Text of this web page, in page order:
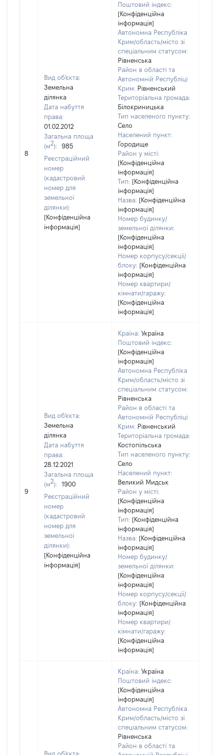
8
Вид об'єкта:
Земельна
ділянка
Дата набуття
права:
01.02.2012
Загальна площа
(м2):
985
Реєстраційний
номер
(кадастровий
номер для
земельної
ділянки):
[Конфіденційна
інформація]
Поштовий індекс:
[Конфіденційна
інформація]
Автономна Республіка
Крим/область/місто зі
спеціальним статусом:
Рівненська
Район в області та
Автономній Республіці
Крим: Рівненський
Територіальна громада:
Білокриницька
Тип населеного пункту:
Село
Населений пункт:
Городище
Район у місті:
[Конфіденційна
інформація]
Тип: [Конфіденційна
інформація]
Назва: [Конфіденційна
інформація]
Номер будинку/
земельної ділянки:
[Конфіденційна
інформація]
Номер корпусу/секції/
блоку: [Конфіденційна
інформація]
Номер квартири/
кімнати/гаражу:
[Конфіденційна
інформація]
9
Вид об'єкта:
Земельна
ділянка
Дата набуття
права:
28.12.2021
Загальна площа
(м2):
1900
Реєстраційний
номер
(кадастровий
номер для
земельної
ділянки):
[Конфіденційна
інформація]
Країна: Україна
Поштовий індекс:
[Конфіденційна
інформація]
Автономна Республіка
Крим/область/місто зі
спеціальним статусом:
Рівненська
Район в області та
Автономній Республіці
Крим: Рівненський
Територіальна громада:
Костопільська
Тип населеного пункту:
Село
Населений пункт:
Великий Мидськ
Район у місті:
[Конфіденційна
інформація]
Тип: [Конфіденційна
інформація]
Назва: [Конфіденційна
інформація]
Номер будинку/
земельної ділянки:
[Конфіденційна
інформація]
Номер корпусу/секції/
блоку: [Конфіденційна
інформація]
Номер квартири/
кімнати/гаражу:
[Конфіденційна
інформація]
Вид об'єкта:
Країна: Україна
Поштовий індекс:
[Конфіденційна
інформація]
Автономна Республіка
Крим/область/місто зі
спеціальним статусом:
Рівненська
Район в області та